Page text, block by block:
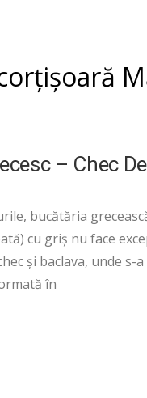
– Chec
bucătăria
cu griș nu face
și baclava, unde
în